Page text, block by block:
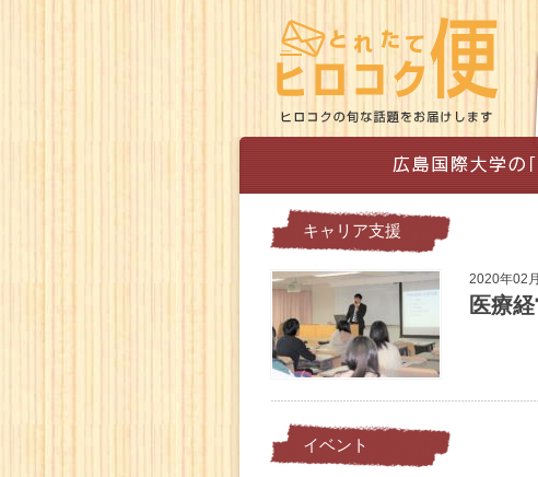
キャリア支援
2020年02
医療
イベント